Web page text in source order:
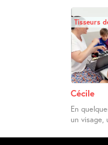
Tisseurs
Cécile
En
un visage,